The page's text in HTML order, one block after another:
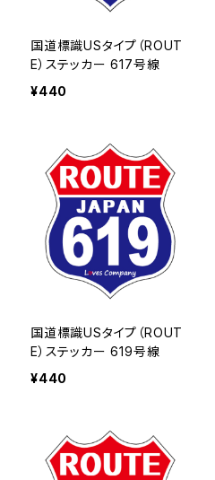
国道標識USタイプ（ROUT
E）ステッカー 617号線
¥440
国道標識USタイプ（ROUT
E）ステッカー 619号線
¥440